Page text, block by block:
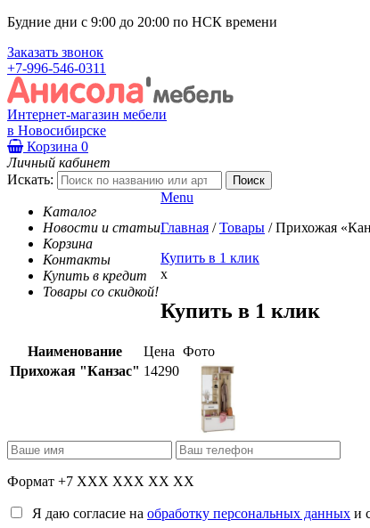
Будние дни с 9:00 до 20:00 по НСК времени
Заказать звонок
+7-996-546-0311
Интернет-магазин мебели
в Новосибирске
Корзина 0
Личный кабинет
Искать:
Каталог
Новости и статьи
Корзина
Контакты
Купить в кредит
Товары со скидкой!
Menu
Главная / Товары / Прихожая
Купить в 1 клик
x
Купить в 1 клик
Наименование Цена Фото
Прихожая "Канзас" 14290
Формат +7 XXX XXX XX XX
Я даю согласие на обработку персональных данных и